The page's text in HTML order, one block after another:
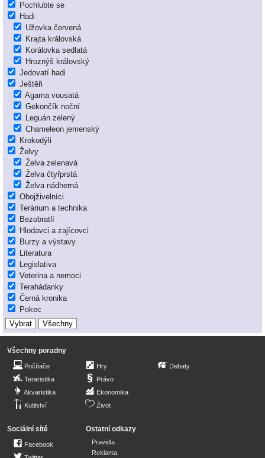
Pochlubte se
Hadi
Užovka červená
Krajta královská
Korálovka sedlatá
Hroznýš královský
Jedovatí hadi
Ještěři
Agama vousatá
Gekončík noční
Leguán zelený
Chameleon jemenský
Krokodýli
Želvy
Želva zelenavá
Želva čtyřprstá
Želva nádherná
Obojživelníci
Terárium a technika
Bezobratlí
Hlodavci a zajícovci
Burzy a výstavy
Literatura
Legislativa
Veterina a nemoci
Terahádanky
Černá kronika
Pokec
Všechny poradny
Počítače
Teraristika
Akvaristika
Kutilství
Hry
Právo
Ekonomika
Život
Debaty
Sociální sítě
Facebook
Ostatní odkazy
Pravidla
Reklama